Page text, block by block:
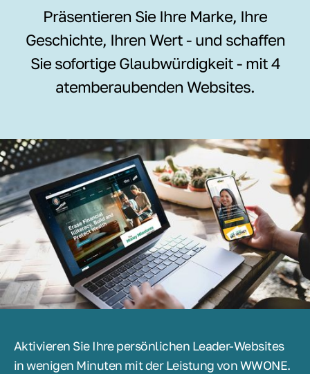
Präsentieren Sie Ihre Marke, Ihre
Geschichte, Ihren Wert - und schaffen
Sie sofortige Glaubwürdigkeit - mit 4
atemberaubenden Websites.
Aktivieren Sie Ihre persönlichen Leader-Websites
in wenigen Minuten mit der Leistung von WWONE.